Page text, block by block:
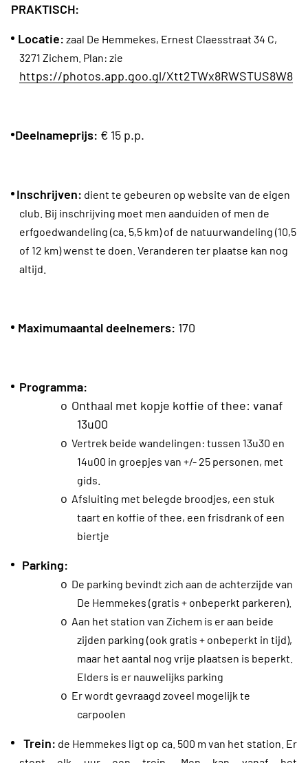
PRAKTISCH:
Locatie: zaal De Hemmekes, Ernest Claesstraat 34 C,
3271 Zichem. Plan: zie
https://photos.app.goo.gl/Xtt2TWx8RWSTUS8W8
Deelnameprijs: € 15 p.p.
Inschrijven: dient te gebeuren op website van de eigen
club. Bij inschrijving moet men aanduiden of men de
erfgoedwandeling (ca. 5,5 km) of de natuurwandeling (10,5
of 12 km) wenst te doen. Veranderen ter plaatse kan nog
altijd.
Maximumaantal deelnemers: 170
Programma:
o Onthaal met kopje koffie of thee: vanaf
13u00
o Vertrek beide wandelingen: tussen 13u30 en
14u00 in groepjes van +/- 25 personen, met
gids.
o Afsluiting met belegde broodjes, een stuk
taart en koffie of thee, een frisdrank of een
biertje
Parking:
o De parking bevindt zich aan de achterzijde van
De Hemmekes (gratis + onbeperkt parkeren).
o Aan het station van Zichem is er aan beide
zijden parking (ook gratis + onbeperkt in tijd),
maar het aantal nog vrije plaatsen is beperkt.
Elders is er nauwelijks parking
o Er wordt gevraagd zoveel mogelijk te
carpoolen
Trein: de Hemmekes ligt op ca. 500 m van het station. Er